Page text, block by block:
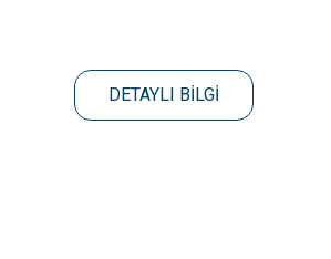
DETAYLI BİLGİ